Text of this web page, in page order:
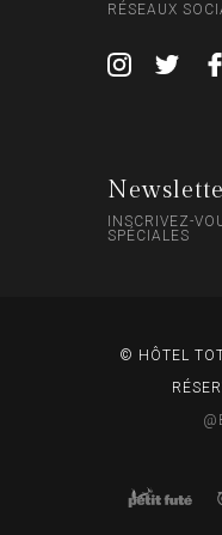
RÉSEAUX
INSCRIVEZ-
SPÉCIALES
© HÔTEL